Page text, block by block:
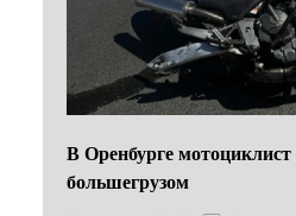
В Оренбурге мотоциклист
большегрузом